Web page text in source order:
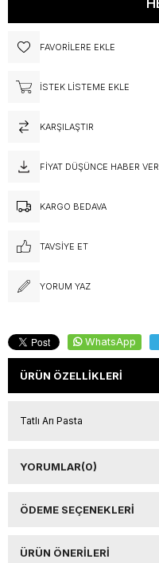
FAVORILERE EKLE
İSTEK LISTEME EKLE
KARŞILAŞTIR
FIYAT DÜŞÜNCE HABER VER
KARGO BEDAVA
TAVSIYE ET
YORUM YAZ
WhatsApp
ÜRÜN ÖZELLIKLERI
Tatlı Arı Pasta
YORUMLAR(0)
ÖDEME SEÇENEKLERI
ÜRÜN ÖNERILERI